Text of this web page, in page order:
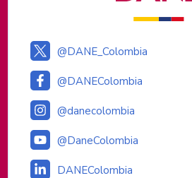
@DANE_Colombia
@DANEColombia
@danecolombia
@DaneColombia
DANEColombia